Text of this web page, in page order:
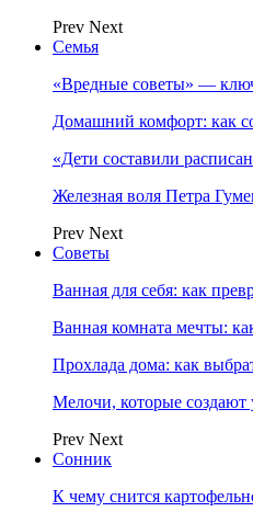
Prev Next
Семья
«Вредные советы» —
Домашний комфорт: как
«Дети составили
Железная воля Петра
Prev Next
Советы
Ванная для себя: как
Ванная комната мечты:
Прохлада дома: как
Мелочи, которые
Prev Next
Сонник
К чему снится